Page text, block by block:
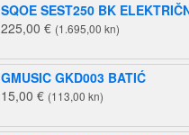
SQOE SEST250 BK
225,00 € (1.695,00 kn)
GMUSIC GKD003 BATIĆ
15,00 € (113,00 kn)